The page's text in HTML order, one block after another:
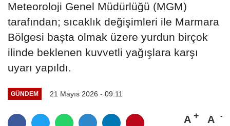
Meteoroloji Genel Müdürlüğü (MGM)
tarafından; sıcaklık değişimleri ile Marmara
Bölgesi başta olmak üzere yurdun birçok
ilinde beklenen kuvvetli yağışlara karşı
uyarı yapıldı.
GÜNDEM 21 Mayıs 2026 - 09:11
A A